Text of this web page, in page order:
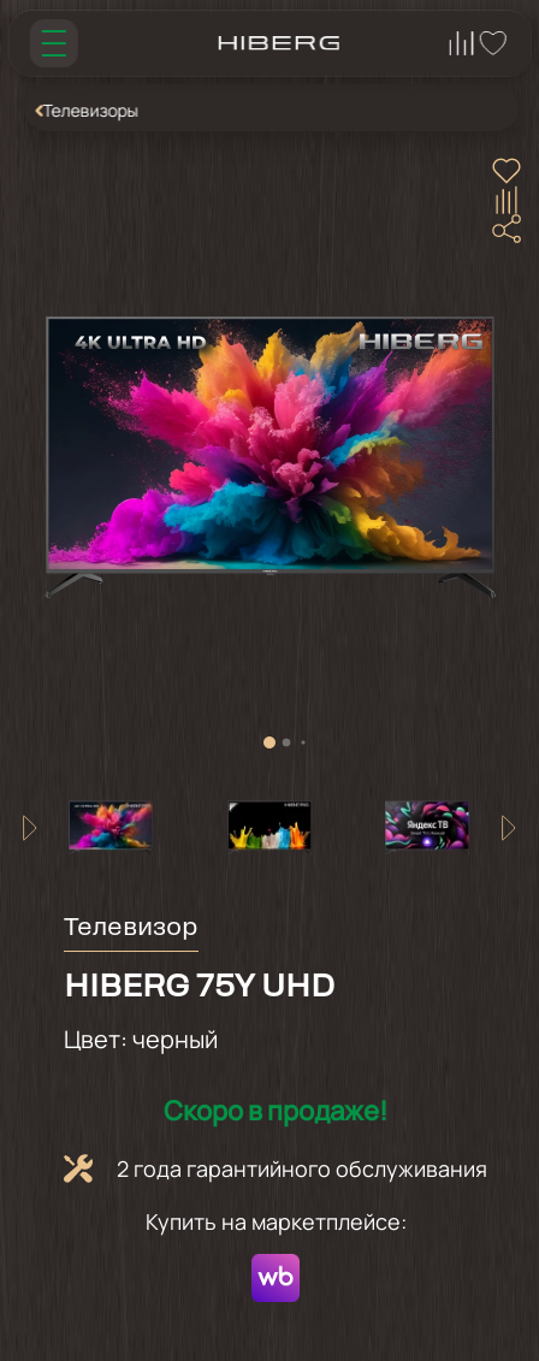
Телевизоры
Телевизор
HIBERG 75Y UHD
Цвет: черный
Скоро в продаже!
2 года гарантийного обслуживания
Купить на маркетплейсе: